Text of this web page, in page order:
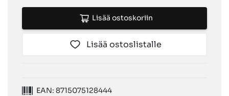
Lisää ostoskoriin
Lisää ostoslistalle
EAN: 8715075128444